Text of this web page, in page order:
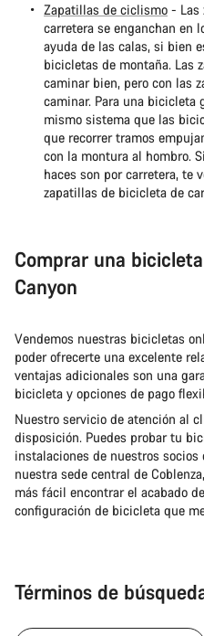
Zapatillas de ciclismo - Las
carretera se enganchan en
ayuda de las calas, si bien
bicicletas de montaña. Las
caminar bien, pero con las
caminar. Para una bicicleta
mismo sistema que las
que recorrer tramos
con la montura al hombro.
haces son por carretera, te
zapatillas de bicicleta de
Comprar una
Canyon
Vendemos nuestras bicicletas
poder ofrecerte una excelente
ventajas adicionales son una
bicicleta y opciones de pago
Nuestro servicio de atención al
disposición. Puedes probar tu
instalaciones de nuestros socios
nuestra sede central de
más fácil encontrar el acabado
configuración de bicicleta que
Términos de